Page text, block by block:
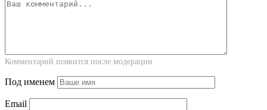
Комментарий появится после модерации
Под именем
Email